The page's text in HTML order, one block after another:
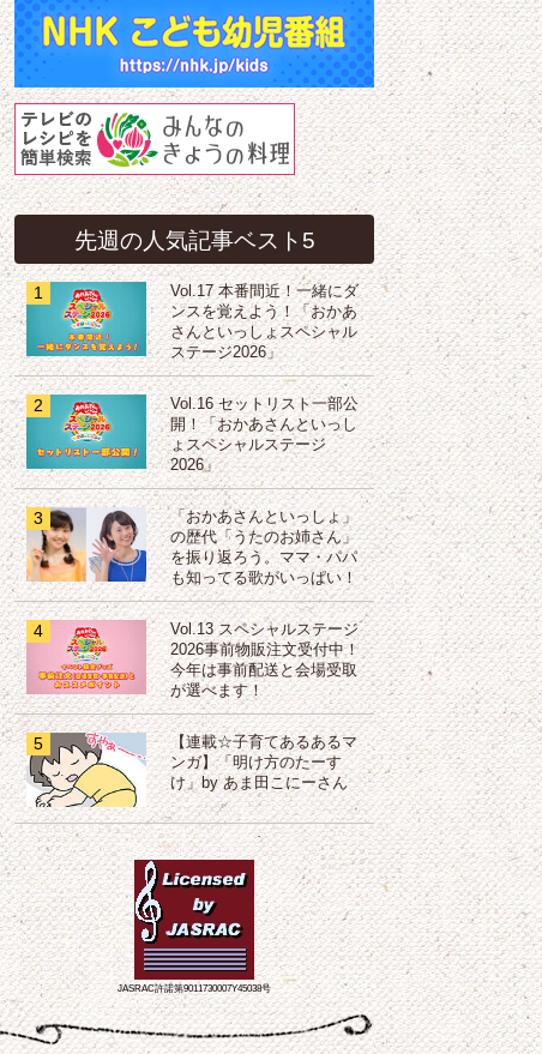
先週の人気記事ベスト5
1
Vol.17 本番間近！一緒にダ
ンスを覚えよう！「おかあ
さんといっしょスペシャル
ステージ2026」
2
Vol.16 セットリスト一部公
開！「おかあさんといっし
ょスペシャルステージ
2026」
3
「おかあさんといっしょ」
の歴代「うたのお姉さん」
を振り返ろう。ママ・パパ
も知ってる歌がいっぱい！
4
Vol.13 スペシャルステージ
2026事前物販注文受付中！
今年は事前配送と会場受取
が選べます！
5
【連載☆子育てあるあるマ
ンガ】「明け方のたーす
け」by あま田こにーさん
JASRAC許諾第9011730007Y45038号